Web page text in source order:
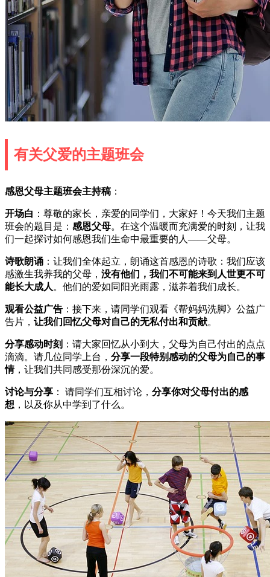
有关父爱的主题班会
感恩父母主题班会主持稿 ：
开场白 ：尊敬的家长，亲爱的同学们，大家好！今天我们主题
班会的题目是： 感恩父母。在这个温暖而充满爱的时刻，让我
们一起探讨如何感恩我们生命中最重要的人——父母。
诗歌朗诵 ：让我们全体起立，朗诵这首感恩的诗歌：我们应该
感激生我养我的父母， 没有他们，我们不可能来到人世更不可
能长大成人 。他们的爱如同阳光雨露，滋养着我们成长。
观看公益广告 ：接下来，请同学们观看《帮妈妈洗脚》公益广
告片， 让我们回忆父母对自己的无私付出和贡献。
分享感动时刻 ：请大家回忆从小到大，父母为自己付出的点点
滴滴。请几位同学上台， 分享一段特别感动的父母为自己的事
情，让我们共同感受那份深沉的爱。
讨论与分享 ： 请同学们互相讨论， 分享你对父母付出的感
想 ，以及你从中学到了什么。